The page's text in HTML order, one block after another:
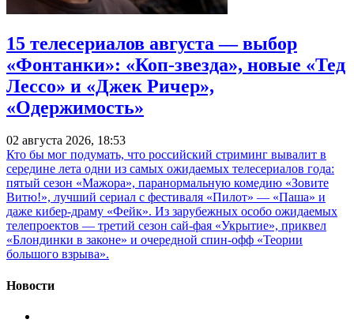
15 телесериалов августа — выбор
«Фонтанки»: «Коп-звезда», новые «Тед
Лессо» и «Джек Ричер»,
«Одержимость»
02 августа 2026, 18:53
Кто бы мог подумать, что российский стриминг вывалит в
середине лета одни из самых ожидаемых телесериалов года:
пятый сезон «Мажора», паранормальную комедию «Зовите
Витю!», лучший сериал с фестиваля «Пилот» — «Паша» и
даже кибер-драму «Фейк». Из зарубежных особо ожидаемых
телепроектов — третий сезон сай-фая «Укрытие», приквел
«Блондинки в законе» и очередной спин-офф «Теории
большого взрыва».
Новости